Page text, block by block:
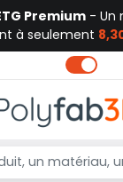
Premium - Un
à seulement